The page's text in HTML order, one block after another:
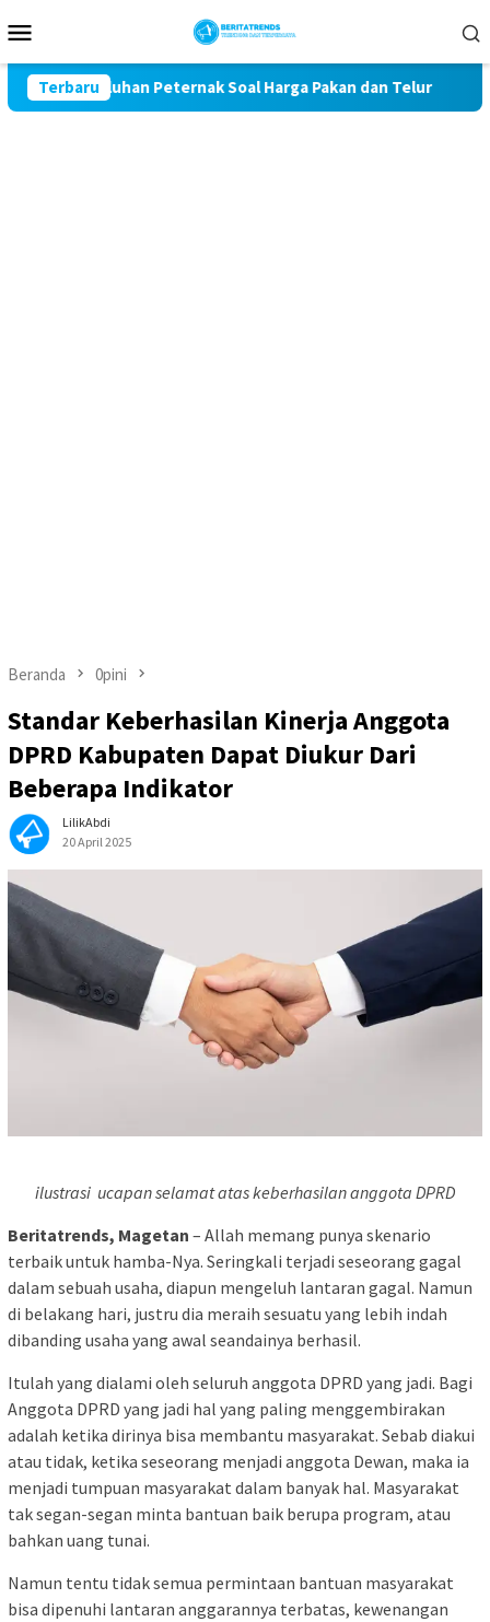
ke
Mobile
Terbaru
Keluhan Peternak Soal Harga Pakan dan Telur
Beranda 0pini
Standar Keberhasilan Kinerja Anggota
DPRD Kabupaten Dapat Diukur Dari
Beberapa Indikator
LilikAbdi
20 April 2025
ilustrasi ucapan selamat atas keberhasilan anggota DPRD
Beritatrends, Magetan – Allah memang punya skenario
terbaik untuk hamba-Nya. Seringkali terjadi seseorang gagal
dalam sebuah usaha, diapun mengeluh lantaran gagal. Namun
di belakang hari, justru dia meraih sesuatu yang lebih indah
dibanding usaha yang awal seandainya berhasil.
Itulah yang dialami oleh seluruh anggota DPRD yang jadi. Bagi
Anggota DPRD yang jadi hal yang paling menggembirakan
adalah ketika dirinya bisa membantu masyarakat. Sebab diakui
atau tidak, ketika seseorang menjadi anggota Dewan, maka ia
menjadi tumpuan masyarakat dalam banyak hal. Masyarakat
tak segan-segan minta bantuan baik berupa program, atau
bahkan uang tunai.
Namun tentu tidak semua permintaan bantuan masyarakat
bisa dipenuhi lantaran anggarannya terbatas, kewenangan